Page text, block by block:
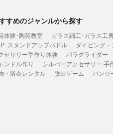
すめのジャンルから探す
体験･陶芸教室 ガラス細工･ガラス工
･スタンドアップパドル
ダイビング
セサリー手作り体験
パラグライダー
ンドル作り
シルバーアクセサリー 手
・浴衣レンタル
脱出ゲーム バンジ